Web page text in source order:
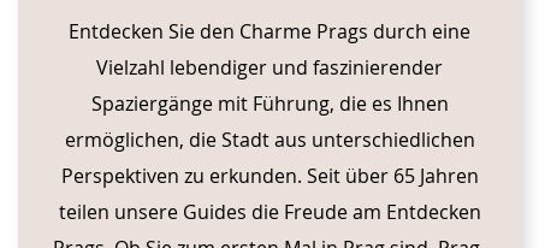
Entdecken Sie den Charme Prags durch eine
Vielzahl lebendiger und faszinierender
Spaziergänge mit Führung, die es Ihnen
ermöglichen, die Stadt aus unterschiedlichen
Perspektiven zu erkunden. Seit über 65 Jahren
teilen unsere Guides die Freude am Entdecken